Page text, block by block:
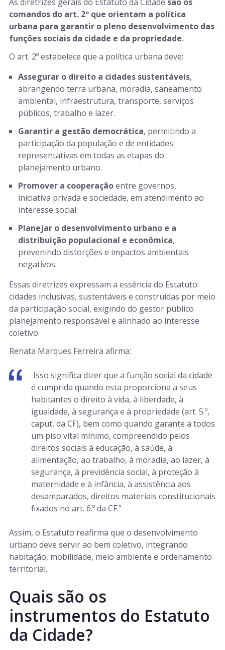
comandos do art. 2º que orientam a política
urbana para garantir o pleno desenvolvimento das
funções sociais da cidade e da propriedade.
O art. 2º estabelece que a política urbana deve:
Assegurar o direito a cidades sustentáveis,
abrangendo terra urbana, moradia, saneamento
ambiental, infraestrutura, transporte, serviços
públicos, trabalho e lazer.
Garantir a gestão democrática, permitindo a
participação da população e de entidades
representativas em todas as etapas do
planejamento urbano.
Promover a cooperaçãoentre governos,
iniciativa privada e sociedade, em atendimento ao
interesse social.
Planejar o desenvolvimento urbano e a
distribuição populacional e econômica,
prevenindo distorções e impactos ambientais
negativos.
Essas diretrizes expressam a essência do Estatuto:
cidades inclusivas, sustentáveis e construídas por meio
da participação social, exigindo do gestor público
planejamento responsável e alinhado ao interesse
coletivo.
Renata Marques Ferreira afirma:
Isso significa dizer que a função social da cidade
é cumprida quando esta proporciona a seus
habitantes o direito à vida, à liberdade, à
igualdade, à segurança e à propriedade (art. 5.º,
caput, da CF), bem como quando garante a todos
um piso vital mínimo, compreendido pelos
direitos sociais à educação, à saúde, à
alimentação, ao trabalho, à moradia, ao lazer, à
segurança, à previdência social, à proteção à
maternidade e à infância, à assistência aos
desamparados, direitos materiais constitucionais
fixados no art. 6.º da CF.”
Assim, o Estatuto reafirma que o desenvolvimento
urbano deve servir ao bem coletivo, integrando
habitação, mobilidade, meio ambiente e ordenamento
territorial.
Quais são os
instrumentos do Estatuto
da Cidade?